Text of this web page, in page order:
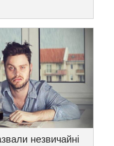
незвичайні